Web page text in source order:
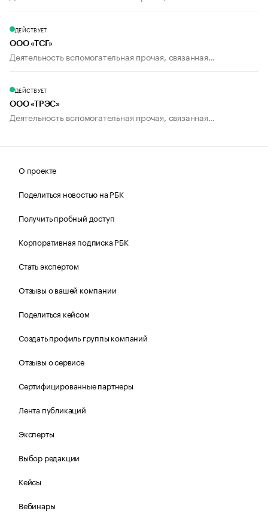
ДЕЙСТВУЕТ
ООО «ТСГ»
Деятельность вспомогательная прочая, связанная...
ДЕЙСТВУЕТ
ООО «ТРЭС»
Деятельность вспомогательная прочая, связанная...
О проекте
Поделиться новостью на РБК
Получить пробный доступ
Корпоративная подписка РБК
Стать экспертом
Отзывы о вашей компании
Поделиться кейсом
Создать профиль группы компаний
Отзывы о сервисе
Сертифицированные партнеры
Лента публикаций
Эксперты
Выбор редакции
Кейсы
Вебинары